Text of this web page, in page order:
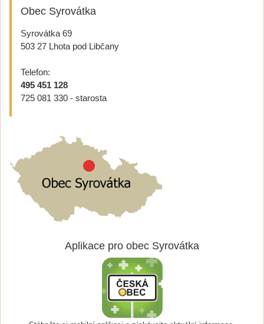
Obec Syrovátka
Syrovátka 69
503 27 Lhota pod Libčany
Telefon:
495 451 128
725 081 330 - starosta
Aplikace pro obec Syrovátka